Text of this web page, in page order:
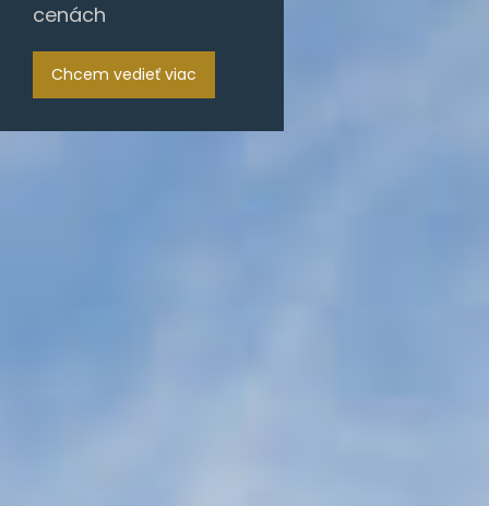
cenách
Chcem vedieť viac